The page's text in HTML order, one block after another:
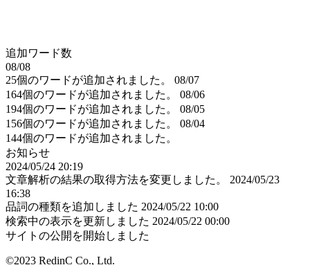
追加ワード数
08/08
25個のワードが追加されました。
08/07
164個のワードが追加されました。
08/06
194個のワードが追加されました。
08/05
156個のワードが追加されました。
08/04
144個のワードが追加されました。
お知らせ
2024/05/24 20:19
文章解析の結果の取得方法を変更しました。
2024/05/23
16:38
品詞の種類を追加しました 2024/05/22 10:00
検索中の表示を更新しました 2024/05/22 00:00
サイトの公開を開始しました
©2023 RedinC Co., Ltd.